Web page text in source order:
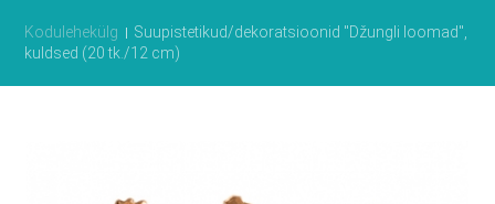
Kodulehekülg
Suupistetikud/dekoratsioonid "Džungli loomad",
kuldsed (20 tk./12 cm)